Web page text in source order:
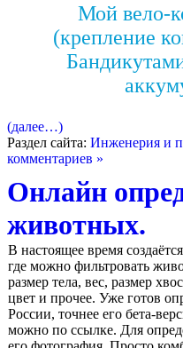
Мой вело-
(крепление
(далее…)
Раздел сайта: Инженерия и
комментариев »
Онлайн
животных.
В настоящее время
где можно фильтровать
размер тела, вес, размер
цвет и прочее. Уже готов
России, точнее его бета-
можно по ссылке. Для